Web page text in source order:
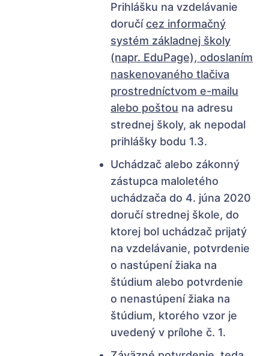
Prihlášku na vzdelávanie
doručí cez informačný
systém základnej školy
(napr. EduPage), odoslaním
naskenovaného tlačiva
prostredníctvom e-mailu
alebo poštou na adresu
strednej školy, ak nepodal
prihlášky bodu 1.3.
Uchádzač alebo zákonný
zástupca maloletého
uchádzača do 4. júna 2020
doručí strednej škole, do
ktorej bol uchádzač prijatý
na vzdelávanie, potvrdenie
o nastúpení žiaka na
štúdium alebo potvrdenie
o nenastúpení žiaka na
štúdium, ktorého vzor je
uvedený v prílohe č. 1.